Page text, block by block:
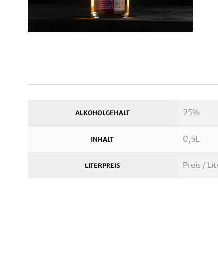
ALKOHOLGEHALT 25%
INHALT 0,5L
LITERPREIS Preis /